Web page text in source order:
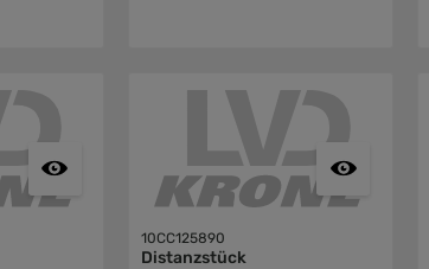
10CC125890
Distanzstück